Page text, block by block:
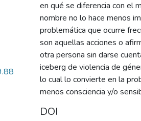
en qué se diferencia con el
nombre no lo hace menos
problemática que ocurre
son aquellas acciones o
otra persona sin darse
iceberg de violencia de
lo cual lo convierte en la
menos consciencia y/o
DOI